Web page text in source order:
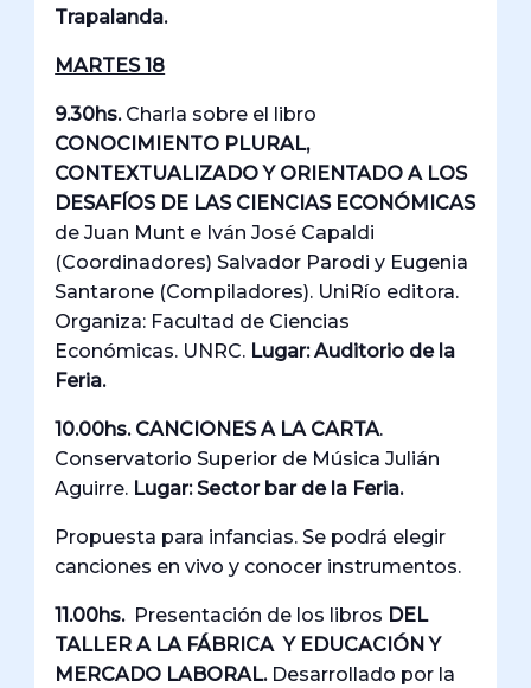
Trapalanda.
MARTES 18
9.30hs. Charla sobre el libro
CONOCIMIENTO PLURAL,
CONTEXTUALIZADO Y ORIENTADO A LOS
DESAFÍOS DE LAS CIENCIAS ECONÓMICAS
de Juan Munt e Iván José Capaldi
(Coordinadores) Salvador Parodi y Eugenia
Santarone (Compiladores). UniRío editora.
Organiza: Facultad de Ciencias
Económicas. UNRC. Lugar: Auditorio de la
Feria.
10.00hs. CANCIONES A LA CARTA.
Conservatorio Superior de Música Julián
Aguirre. Lugar: Sector bar de la Feria.
Propuesta para infancias. Se podrá elegir
canciones en vivo y conocer instrumentos.
11.00hs.Presentación de los libros DEL
TALLER A LA FÁBRICA Y EDUCACIÓN Y
MERCADO LABORAL.Desarrollado por la